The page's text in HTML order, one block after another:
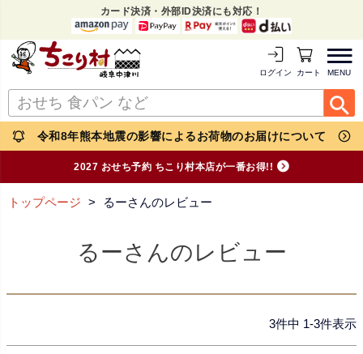
カード決済・外部ID決済にも対応！
MENU
ログイン カートを見る
令和8年熊本地震の影響によるお荷物のお届けについて
2027 おせち予約 ちこり村本店が一番お得!!
トップページ るーさんのレビュー
るーさんのレビュー
3件中 1-3件表示